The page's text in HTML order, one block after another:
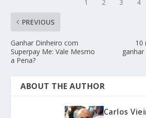
PREVIOUS
Ganhar Dinheiro com
Superpay Me: Vale Mesmo
a Pena?
10
ABOUT THE AUTHOR
Carlos